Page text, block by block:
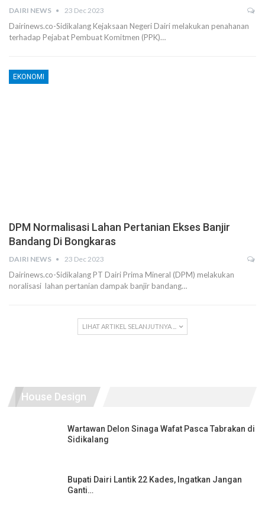
DAIRI NEWS 23 Dec 2023
Dairinews.co-Sidikalang Kejaksaan Negeri Dairi melakukan penahanan
terhadap Pejabat Pembuat Komitmen (PPK)…
EKONOMI
DPM Normalisasi Lahan Pertanian Ekses Banjir
Bandang Di Bongkaras
DAIRI NEWS 23 Dec 2023
Dairinews.co-Sidikalang PT Dairi Prima Mineral (DPM) melakukan
noralisasi lahan pertanian dampak banjir bandang…
LIHAT ARTIKEL SELANJUTNYA ...
House Design
Wartawan Delon Sinaga Wafat Pasca Tabrakan di
Sidikalang
Bupati Dairi Lantik 22 Kades, Ingatkan Jangan
Ganti…